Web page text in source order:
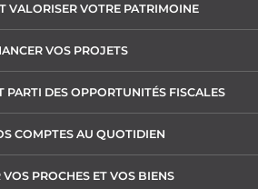
VALORISER VOTRE PATRIMOINE
VOS PROJETS
PARTI DES OPPORTUNITÉS FISCALES
COMPTES AU QUOTIDIEN
VOS PROCHES ET VOS BIENS